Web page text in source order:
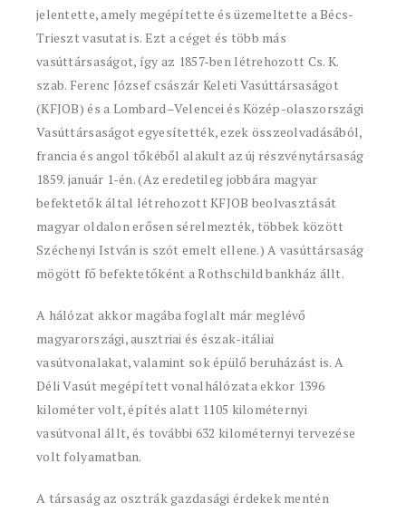
jelentette, amely megépítette és üzemeltette a Bécs-
Trieszt vasutat is. Ezt a céget és több más
vasúttársaságot, így az 1857-ben létrehozott Cs. K.
szab. Ferenc József császár Keleti Vasúttársaságot
(KFJOB) és a Lombard–Velencei és Közép-olaszországi
Vasúttársaságot egyesítették, ezek összeolvadásából,
francia és angol tőkéből alakult az új részvénytársaság
1859. január 1-én. (Az eredetileg jobbára magyar
befektetők által létrehozott KFJOB beolvasztását
magyar oldalon erősen sérelmezték, többek között
Széchenyi István is szót emelt ellene.) A vasúttársaság
mögött fő befektetőként a Rothschild bankház állt.
A hálózat akkor magába foglalt már meglévő
magyarországi, ausztriai és észak-itáliai
vasútvonalakat, valamint sok épülő beruházást is. A
Déli Vasút megépített vonalhálózata ekkor 1396
kilométer volt, építés alatt 1105 kilométernyi
vasútvonal állt, és további 632 kilométernyi tervezése
volt folyamatban.
A társaság az osztrák gazdasági érdekek mentén